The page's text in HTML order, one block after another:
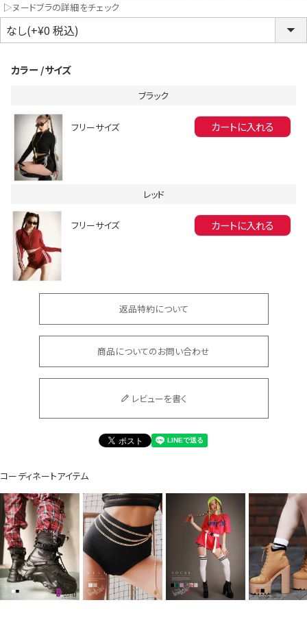
同一商品まとめ買いキャンペーン
Instagram LIVE items
▷ヌードブラの詳細をチェック
カラー サイズ
ブラック
フリーサイズ カートに入れる
レッド
フリーサイズ カートに入れる
返品特約について
商品についてのお問い合わせ
レビューを書く
コーディネートアイテム